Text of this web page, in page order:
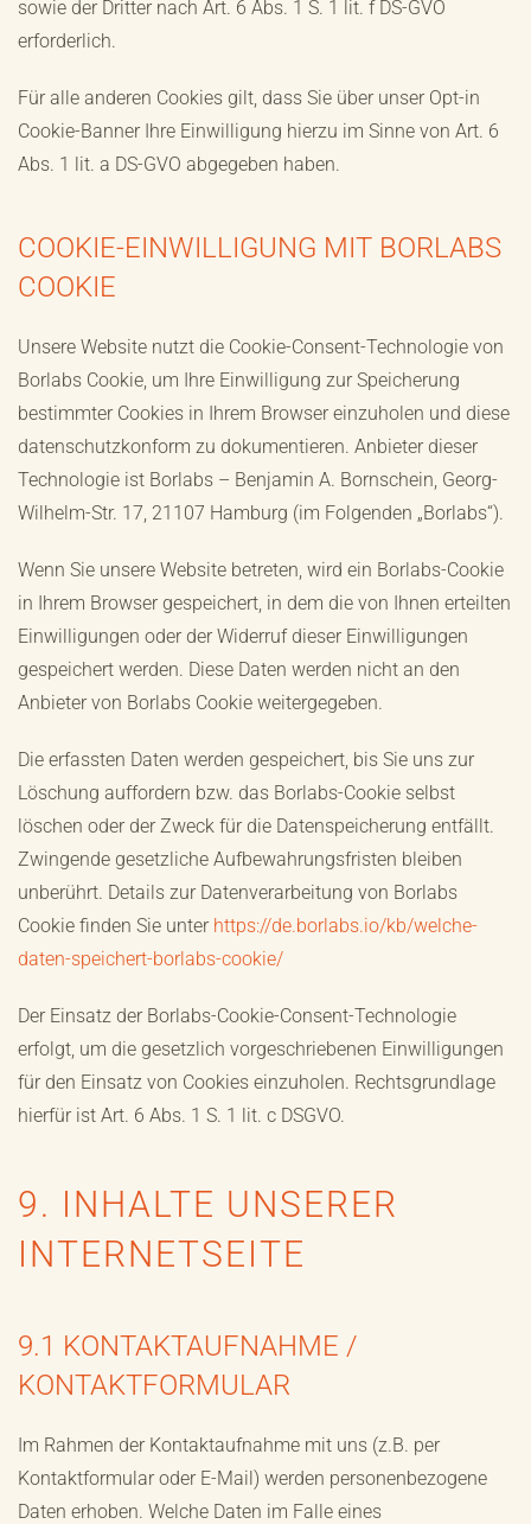
sowie der Dritter nach Art. 6 Abs. 1 S. 1 lit. f DS-GVO
erforderlich.
Für alle anderen Cookies gilt, dass Sie über unser Opt-in
Cookie-Banner Ihre Einwilligung hierzu im Sinne von Art. 6
Abs. 1 lit. a DS-GVO abgegeben haben.
COOKIE-EINWILLIGUNG MIT BORLABS
COOKIE
Unsere Website nutzt die Cookie-Consent-Technologie von
Borlabs Cookie, um Ihre Einwilligung zur Speicherung
bestimmter Cookies in Ihrem Browser einzuholen und diese
datenschutzkonform zu dokumentieren. Anbieter dieser
Technologie ist Borlabs – Benjamin A. Bornschein, Georg-
Wilhelm-Str. 17, 21107 Hamburg (im Folgenden „Borlabs“).
Wenn Sie unsere Website betreten, wird ein Borlabs-Cookie
in Ihrem Browser gespeichert, in dem die von Ihnen erteilten
Einwilligungen oder der Widerruf dieser Einwilligungen
gespeichert werden. Diese Daten werden nicht an den
Anbieter von Borlabs Cookie weitergegeben.
Die erfassten Daten werden gespeichert, bis Sie uns zur
Löschung auffordern bzw. das Borlabs-Cookie selbst
löschen oder der Zweck für die Datenspeicherung entfällt.
Zwingende gesetzliche Aufbewahrungsfristen bleiben
unberührt. Details zur Datenverarbeitung von Borlabs
Cookie finden Sie unter https://de.borlabs.io/kb/welche-
daten-speichert-borlabs-cookie/
Der Einsatz der Borlabs-Cookie-Consent-Technologie
erfolgt, um die gesetzlich vorgeschriebenen Einwilligungen
für den Einsatz von Cookies einzuholen. Rechtsgrundlage
hierfür ist Art. 6 Abs. 1 S. 1 lit. c DSGVO.
9. INHALTE UNSERER
INTERNETSEITE
9.1 KONTAKTAUFNAHME /
KONTAKTFORMULAR
Im Rahmen der Kontaktaufnahme mit uns (z.B. per
Kontaktformular oder E-Mail) werden personenbezogene
Daten erhoben. Welche Daten im Falle eines